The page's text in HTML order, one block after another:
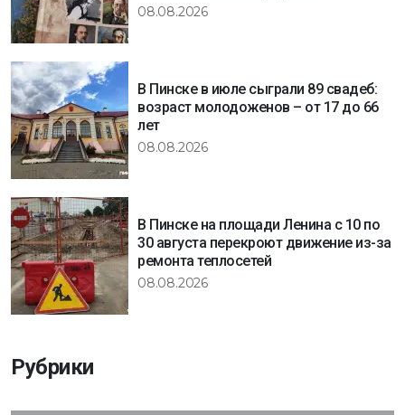
08.08.2026
В Пинске в июле сыграли 89 свадеб:
возраст молодоженов – от 17 до 66
лет
08.08.2026
В Пинске на площади Ленина с 10 по
30 августа перекроют движение из-за
ремонта теплосетей
08.08.2026
Рубрики